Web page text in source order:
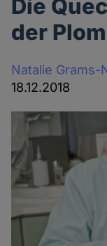
Die
der
Natalie Grams-
18.12.2018